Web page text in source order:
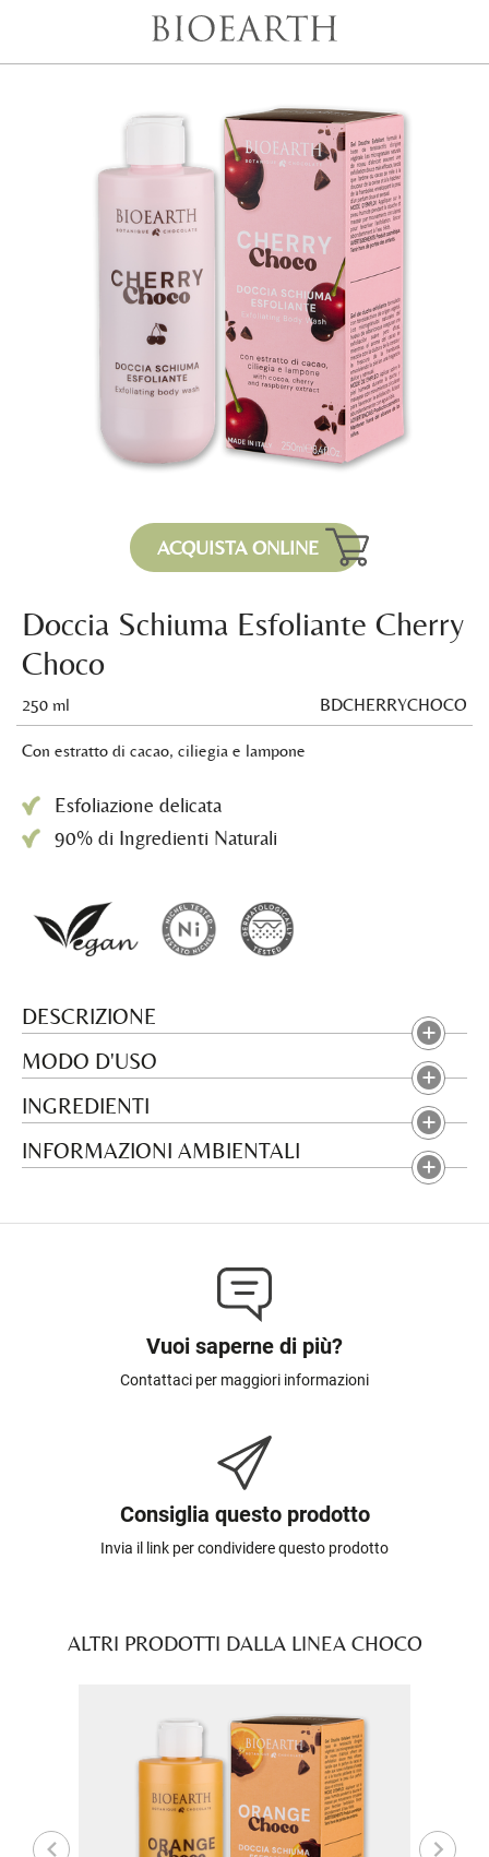
ACQUISTA ONLINE
Doccia Schiuma Esfoliante Cherry
Choco
250 ml BDCHERRYCHOCO
Con estratto di cacao, ciliegia e lampone
Esfoliazione delicata
90% di Ingredienti Naturali
DESCRIZIONE
MODO D'USO
INGREDIENTI
INFORMAZIONI AMBIENTALI
Vuoi saperne di più?
Contattaci per maggiori informazioni
Consiglia questo prodotto
Invia il link per condividere questo prodotto
ALTRI PRODOTTI DALLA LINEA CHOCO